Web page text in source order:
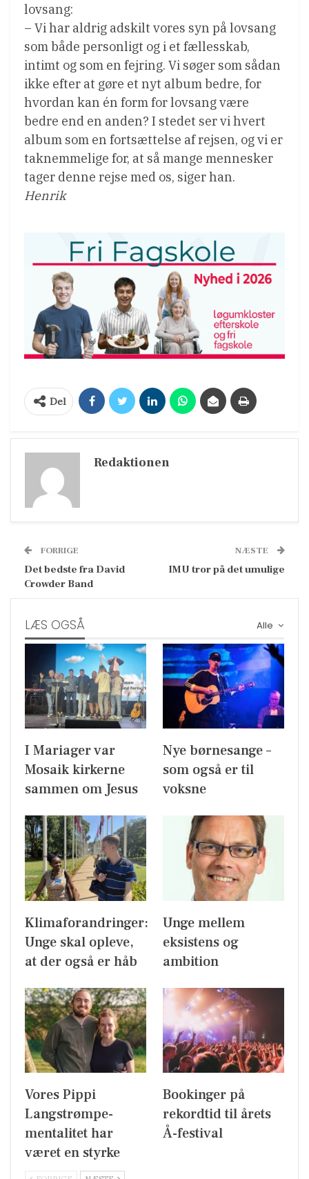
lovsang:
– Vi har aldrig adskilt vores syn på lovsang
som både personligt og i et fællesskab,
intimt og som en fejring. Vi søger som sådan
ikke efter at gøre et nyt album bedre, for
hvordan kan én form for lovsang være
bedre end en anden? I stedet ser vi hvert
album som en fortsættelse af rejsen, og vi er
taknemmelige for, at så mange mennesker
tager denne rejse med os, siger han.
Henrik
Del
Redaktionen
FORRIGE
Det bedste fra David
Crowder Band
NÆSTE
IMU tror på det umulige
Alle
LÆS OGSÅ
I Mariager var
Mosaik kirkerne
sammen om Jesus
Nye børnesange –
som også er til
voksne
Klimaforandringer:
Unge skal opleve,
at der også er håb
Unge mellem
eksistens og
ambition
Vores Pippi
Langstrømpe-
mentalitet har
været en styrke
Bookinger på
rekordtid til årets
Å-festival